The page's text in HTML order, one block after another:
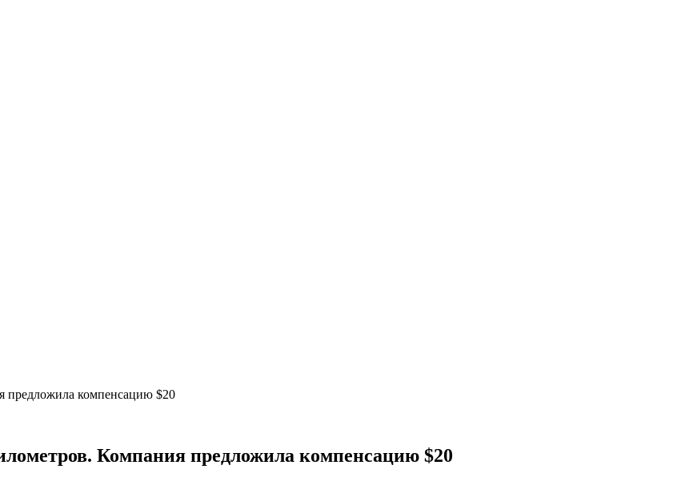
предложила компенсацию $20
Компания предложила компенсацию $20